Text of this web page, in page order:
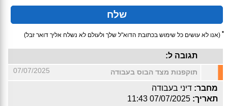
* (אנו לא עושים כל שימוש בכתובת הדוא"ל שלך ולעולם לא נשלח אליך דואר זבל)
תגובה ל:
תוקפנות מצד הבוס בעבודה 07/07/2025
מחבר: דיני בעבודה
תאריך: 07/07/2025 11:43